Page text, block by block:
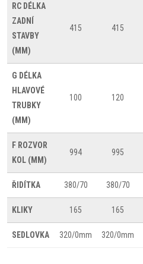
RC DÉLKA
ZADNÍ
STAVBY
(MM)
415 415
G DÉLKA
HLAVOVÉ
TRUBKY
(MM)
100 120
F ROZVOR
KOL (MM)
994 995
ŘIDÍTKA 380/70 380/70
KLIKY 165 165
SEDLOVKA 320/0mm 320/0mm